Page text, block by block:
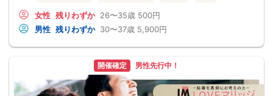
女性 残りわずか 26〜35歳 500円
男性 残りわずか 30〜37歳 5,900円
開催確定 男性先行中！